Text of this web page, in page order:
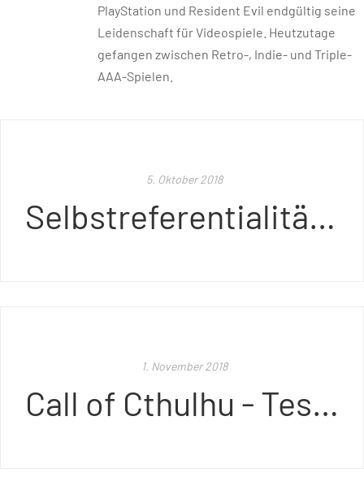
PlayStation und Resident Evil endgültig seine
Leidenschaft für Videospiele. Heutzutage
gefangen zwischen Retro-, Indie- und Triple-
AAA-Spielen.
5. Oktober 2018
Selbstreferentialität und Grenzüberschreitung - Walk the Line
1. November 2018
Call of Cthulhu - Test (PS4)